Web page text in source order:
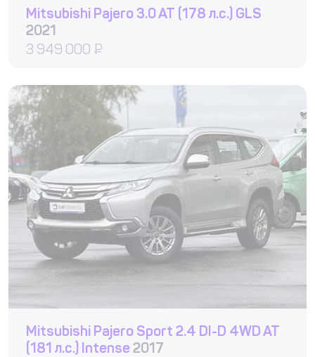
Mitsubishi Pajero 3.0 AT (178 л.с.) GLS
2021
3 949 000 ₽
Mitsubishi Pajero Sport 2.4 DI-D 4WD AT
(181 л.с.) Intense2017